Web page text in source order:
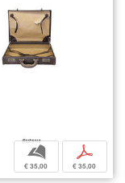
b
€ 35,00
p
€ 35,00